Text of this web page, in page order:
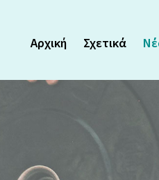
Αρχική Σχετικά